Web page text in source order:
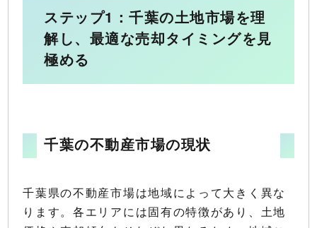
ステップ1：千葉の土地市場を理
解し、最適な売却タイミングを見
極める
千葉の不動産市場の現状
千葉県の不動産市場は地域によって大きく異な
ります。各エリアには固有の特徴があり、土地